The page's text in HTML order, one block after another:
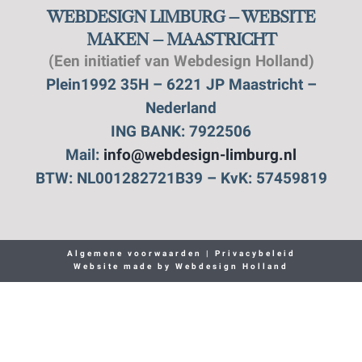
WEBDESIGN LIMBURG – WEBSITE
MAKEN – MAASTRICHT
(Een initiatief van Webdesign Holland)
Plein1992 35H – 6221 JP Maastricht –
Nederland
ING BANK: 7922506
Mail: info@webdesign-limburg.nl
BTW: NL001282721B39 – KvK: 57459819
Algemene voorwaarden
Privacybeleid
Website made by Webdesign Holland